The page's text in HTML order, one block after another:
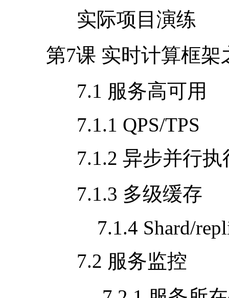
实际项目演练
第7课 实时计算框架
7.1 服务高可用
7.1.1 QPS/TPS
7.1.2 异步并行执
7.1.3 多级缓存
7.1.4 Shard/
7.2 服务监控